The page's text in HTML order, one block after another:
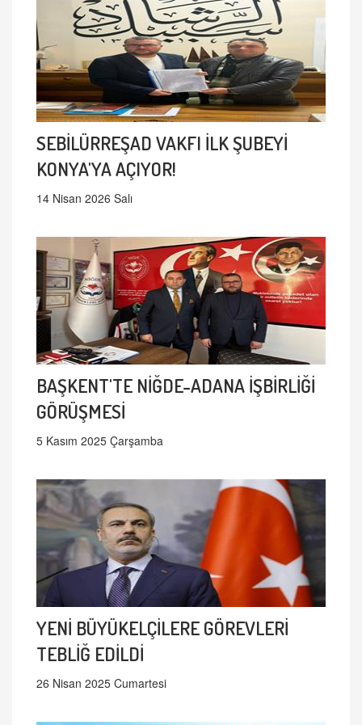
SEBİLÜRREŞAD VAKFI İLK ŞUBEYİ
KONYA'YA AÇIYOR!
14 Nisan 2026 Salı
BAŞKENT'TE NİĞDE-ADANA İŞBİRLİĞİ
GÖRÜŞMESİ
5 Kasım 2025 Çarşamba
YENİ BÜYÜKELÇİLERE GÖREVLERİ
TEBLİĞ EDİLDİ
26 Nisan 2025 Cumartesi